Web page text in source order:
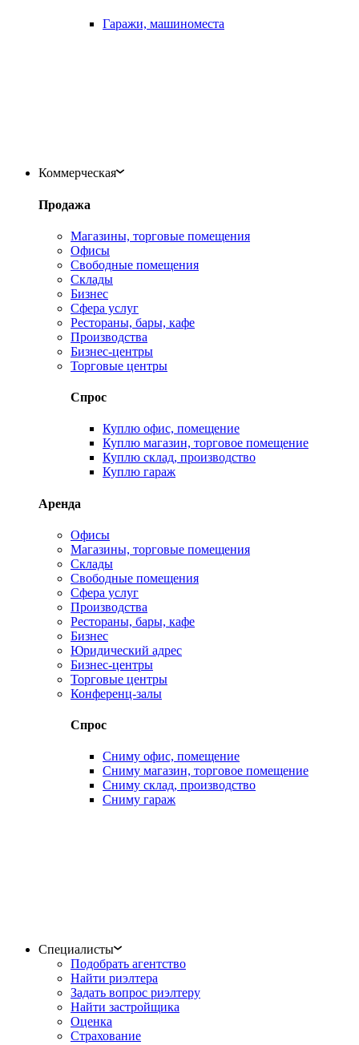
Гаражи, машиноместа
Коммерческая
Продажа
Магазины, торговые помещения
Офисы
Свободные помещения
Склады
Бизнес
Сфера услуг
Рестораны, бары, кафе
Производства
Бизнес-центры
Торговые центры
Спрос
Куплю офис, помещение
Куплю магазин, торговое помещение
Куплю склад, производство
Куплю гараж
Аренда
Офисы
Магазины, торговые помещения
Склады
Свободные помещения
Сфера услуг
Производства
Рестораны, бары, кафе
Бизнес
Юридический адрес
Бизнес-центры
Торговые центры
Конференц-залы
Спрос
Сниму офис, помещение
Сниму магазин, торговое помещение
Сниму склад, производство
Сниму гараж
Специалисты
Подобрать агентство
Найти риэлтера
Задать вопрос риэлтеру
Найти застройщика
Оценка
Страхование